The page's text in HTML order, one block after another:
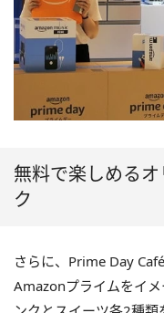
無料で楽しめる
ク
さらに、Prime Day
Amazonプライムをイ